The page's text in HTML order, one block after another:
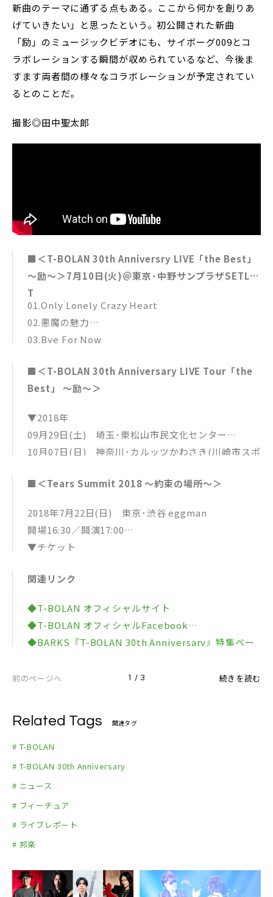
新曲のテーマに通ずる点もある。ここから何かを創りあ
げていきたい」と思ったという。初公開された新曲
「励」のミュージックビデオにも、サイボーグ009とコ
ラボレーションする瞬間が収められているなど、今後ま
すます両者間の様々なコラボレーションが予定されてい
るとのことだ。
撮影◎田中聖太郎
■＜T-BOLAN 30th Anniversry LIVE「the Best」
～励～＞7月10日(火)＠東京･中野サンプラザSETLIS
T
01.Only Lonely Crazy Heart
02.悪魔の魅力
03.Bye For Now
05.LOVE
06.じれったい愛
08.マリア
09.あこがれていた大人になりたくて
10.Happiness
13.遠い恋のリフレイン
14.悲しみが痛いよ
15.離したくはない
17.SHAKE IT
19.My life is My way
encore
en1.Re:I (新曲)
■＜T-BOLAN 30th Anniversary LIVE Tour「the
Best」 ～励～＞
▼2018年
09月29日(土) 埼玉･東松山市民文化センター
10月07日(日) 神奈川･カルッツかわさき(川崎市スポ
10月20日(土) 滋賀･守山市民ホール
11月18日(日) 埼玉･三郷市文化会館 大ホール
11月23日(金･祝) 兵庫･たつの市総合文化会館 赤と
んぼ文化ホール
ーツァルトホール
▼2019年
01月14日(月･祝) 群馬･太田市新田文化会館 エアリ
01月25日(金) 千葉･市川市文化会館 大ホール
02月10日(日) 大分･iichikoグランシアタ
02月11日(月･祝) 宮崎･都城市総合文化ホール
ンローズ 大ホール
03月02日(土) 佐賀･鳥栖市民文化会館 大ホール
03月03日(日) 福岡･アルモニーサンク北九州ソレイ
ユホール
03月21日(木･祝) 山梨･東京エレクトロン韮崎文化
■＜Tears Summit 2018 ～約束の場所～＞
2018年7月22日(日) 東京･渋谷 eggman
開場16:30／開演17:00
▼チケット
・全席自由 4,500円(税込)
※＜T-BOLAN 30th Anniversary LIVE「the Best」
～励～＞のVIP席購入者はご招待
（問）ディスクガレージ 050-5533-0888
関連リンク
◆T-BOLAN オフィシャルサイト
◆T-BOLAN オフィシャルFacebook
◆BARKS『T-BOLAN 30th Anniversary』特集ペー
前のページへ 1 / 3 続きを読む
Related Tags 関連タグ
# T-BOLAN
# T-BOLAN 30th Anniversary
# ニュース
# フィーチュア
# ライブレポート
# 邦楽